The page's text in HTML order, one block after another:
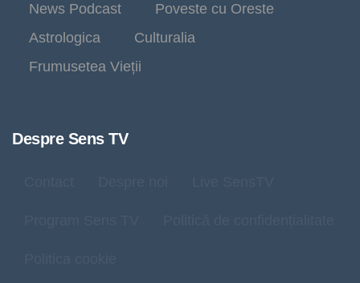
News Podcast
Poveste cu Oreste
Astrologica
Culturalia
Frumusetea Vieții
Despre Sens TV